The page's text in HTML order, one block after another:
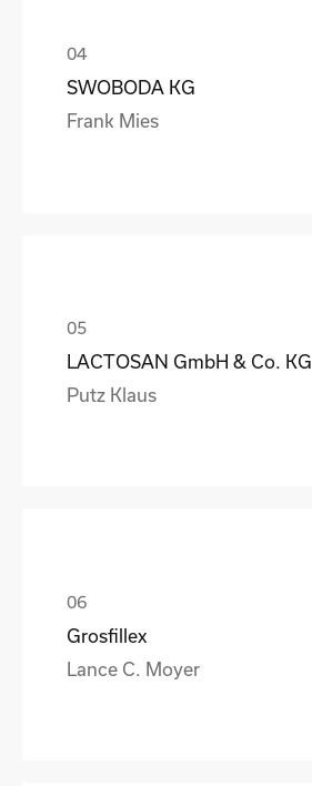
SWOBODA KG
Frank Mies
LACTOSAN GmbH & Co. KG
Putz Klaus
Grosfillex
Lance C. Moyer